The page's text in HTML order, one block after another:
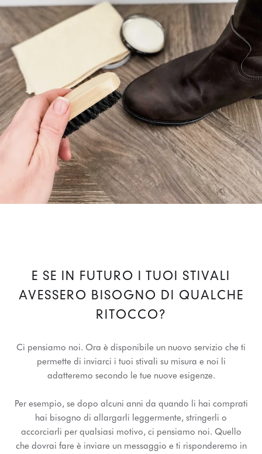
E SE IN FUTURO I TUOI STIVALI
AVESSERO BISOGNO DI QUALCHE
RITOCCO?
Ci pensiamo noi. Ora è disponibile un nuovo servizio che ti
permette di inviarci i tuoi stivali su misura e noi li
adatteremo secondo le tue nuove esigenze.
Per esempio, se dopo alcuni anni da quando li hai comprati
hai bisogno di allargarli leggermente, stringerli o
accorciarli per qualsiasi motivo, ci pensiamo noi. Quello
che dovrai fare è inviare un messaggio e ti risponderemo in